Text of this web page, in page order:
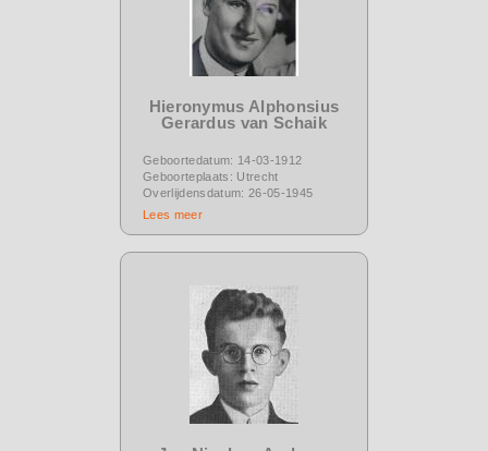
Hieronymus Alphonsius
Gerardus van Schaik
Geboortedatum: 14-03-1912
Geboorteplaats: Utrecht
Overlijdensdatum: 26-05-1945
Lees meer